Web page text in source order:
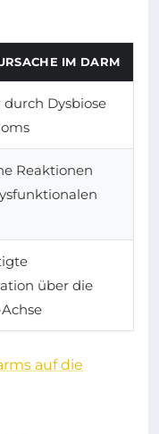
IM DARM
Dysbiose
Reaktionen
über die
auf die